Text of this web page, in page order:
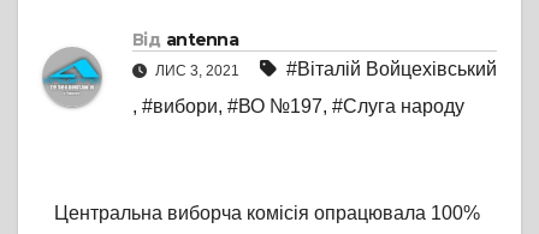
Від antenna
ЛИС 3, 2021
#Віталій Войцехівський
, #вибори, #ВО №197, #Слуга народу
Центральна виборча комісія опрацювала 100%